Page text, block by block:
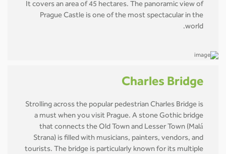
It covers an area of 45 hectares. The panoramic view of
Prague Castle is one of the most spectacular in the
world.
Charles Bridge
Strolling across the popular pedestrian Charles Bridge is
a must when you visit Prague. A stone Gothic bridge
that connects the Old Town and Lesser Town (Malá
Strana) is filled with musicians, painters, vendors, and
tourists. The bridge is particularly known for its multiple